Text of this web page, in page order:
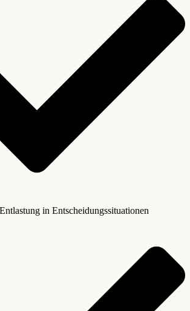
in Entscheidungssituationen